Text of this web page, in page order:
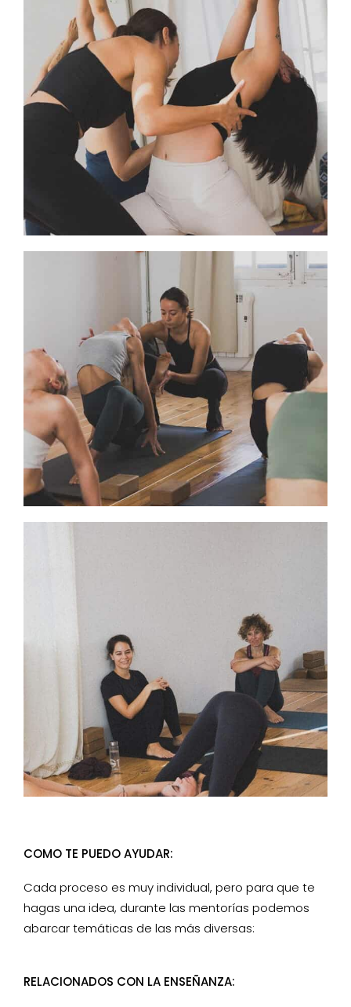
COMO TE PUEDO AYUDAR:
Cada proceso es muy individual, pero para que te
hagas una idea, durante las mentorías podemos
abarcar temáticas de las más diversas:
RELACIONADOS CON LA ENSEÑANZA: